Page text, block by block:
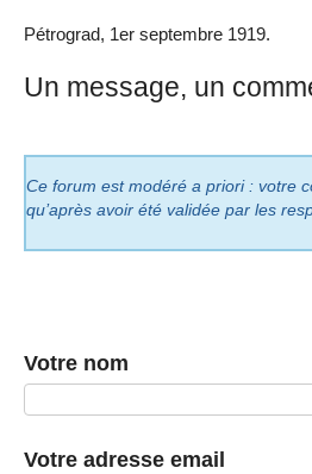
Pétrograd, 1er septembre 1919.
Un message, un
Ce forum est modéré a priori : votre
qu’après avoir été validée par les
Votre nom
Votre adresse email